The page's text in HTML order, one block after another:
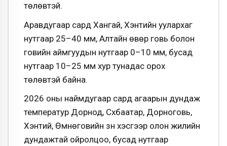
төлөвтэй.
Аравдугаар сард Хангай, Хэнтийн уулархаг
нутгаар 25–40 мм, Алтайн өвөр говь болон
говийн аймгуудын нутгаар 0–10 мм, бусад
нутгаар 10–25 мм хур тунадас орох
төлөвтэй байна.
2026 оны наймдугаар сард агаарын дундаж
температур Дорнод, Сүхбаатар, Дорноговь,
Хэнтий, Өмнөговийн зүүн хэсгээр олон жилийн
дундажтай ойролцоо, бусад нутгаар